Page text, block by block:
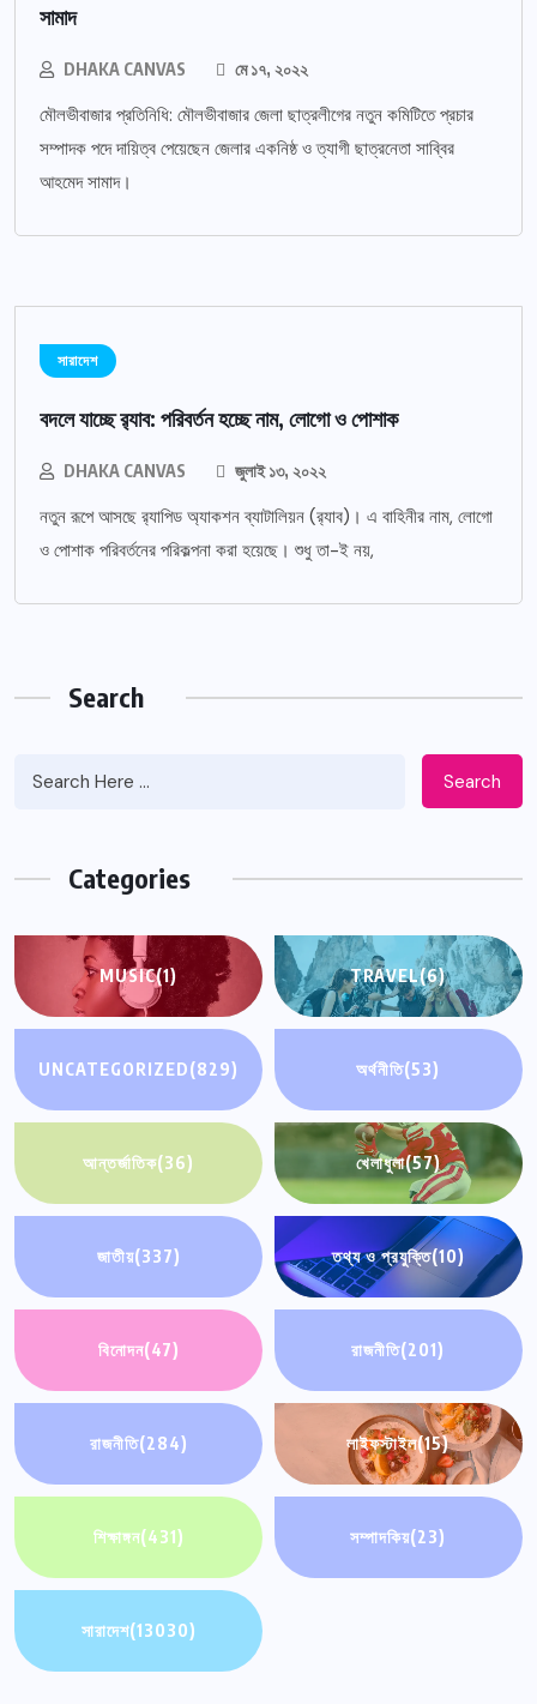
সামাদ
DHAKA CANVAS মে ১৭, ২০২২
মৌলভীবাজার প্রতিনিধি: মৌলভীবাজার জেলা ছাত্রলীগের নতুন কমিটিতে প্রচার
সম্পাদক পদে দায়িত্ব পেয়েছেন জেলার একনিষ্ঠ ও ত্যাগী ছাত্রনেতা সাব্বির
আহমেদ সামাদ।
সারাদেশ
বদলে যাচ্ছে র‌্যাব: পরিবর্তন হচ্ছে নাম, লোগো ও পোশাক
DHAKA CANVAS জুলাই ১৩, ২০২২
নতুন রূপে আসছে র‌্যাপিড অ্যাকশন ব্যাটালিয়ন (র‌্যাব)। এ বাহিনীর নাম, লোগো
ও পোশাক পরিবর্তনের পরিকল্পনা করা হয়েছে। শুধু তা-ই নয়,
Search
Search
Categories
MUSIC(1) TRAVEL(6)
UNCATEGORIZED(829) অর্থনীতি(53)
আন্তর্জাতিক(36) খেলাধুলা(57)
জাতীয়(337) তথ্য ও প্রযুক্তি(10)
বিনোদন(47) রাজনীতি(201)
রাজনীতি(284) লাইফস্টাইল(15)
শিক্ষাঙ্গন(431) সম্পাদকিয়(23)
সারাদেশ(13030)